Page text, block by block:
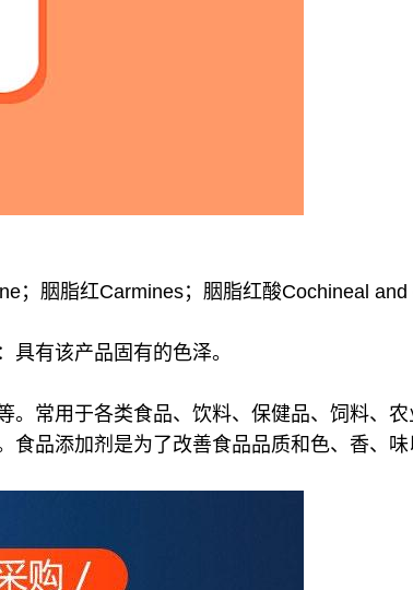
胭脂红Carmines；胭脂红酸Cochineal and
有该产品固有的色泽。
常用于各类食品、饮料、保健品、饲料、
品添加剂是为了改善食品品质和色、香、